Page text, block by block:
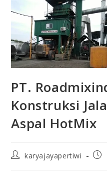
PT.
Konstruksi
Aspal HotMix
karyajayapertiwi